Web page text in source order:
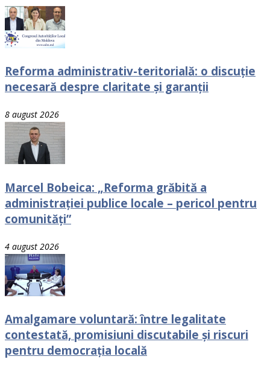
Reforma administrativ-teritorială: o discuție
necesară despre claritate și garanții
8 august 2026
Marcel Bobeica: „Reforma grăbită a
administrației publice locale – pericol pentru
comunități”
4 august 2026
Amalgamare voluntară: între legalitate
contestată, promisiuni discutabile și riscuri
pentru democrația locală